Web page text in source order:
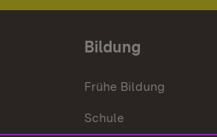
Bildung
Frühe Bildung
Schule